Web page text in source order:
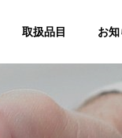
取扱品目 お